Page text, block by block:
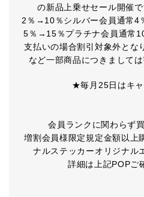
の新品上乗せセール開催
2％→10％シルバー会員通常4
5％→15％プラチナ会員通常
支払いの場合割引対象外と
など一部商品につきまして
★毎月25日はキ
会員ランクに関わらず
増割会員様限定規定金額以上
ナルステッカーオリジナル
詳細は上記POPご